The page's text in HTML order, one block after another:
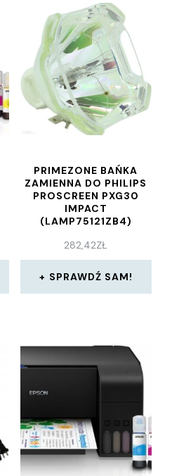
PRIMEZONE BAŃKA
ZAMIENNA DO PHILIPS
PROSCREEN PXG30
IMPACT
(LAMP75121ZB4)
282,42ZŁ
SPRAWDŹ SAM!